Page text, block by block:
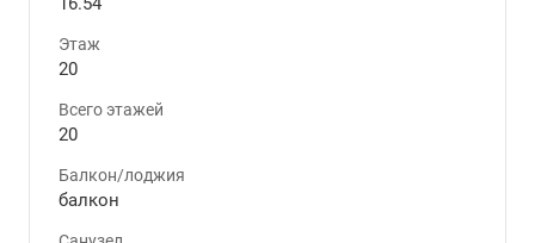
Этаж
20
Всего этажей
20
Балкон/лоджия
балкон